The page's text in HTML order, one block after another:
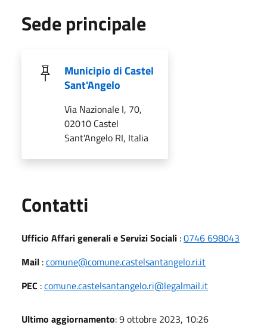
Sede principale
Municipio di Castel
Sant'Angelo
Via Nazionale I, 70,
02010 Castel
Sant'Angelo RI, Italia
Contatti
Ufficio Affari generali e Servizi Sociali :0746 698043
Mail :comune@comune.castelsantangelo.ri.it
PEC :comune.castelsantangelo.ri@legalmail.it
Ultimo aggiornamento: 9 ottobre 2023, 10:26